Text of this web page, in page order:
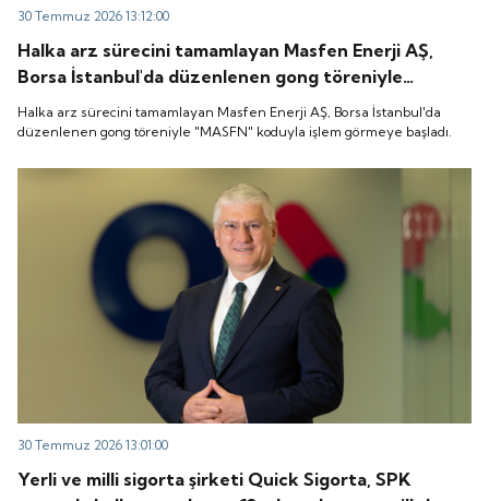
30 Temmuz 2026 13:12:00
Halka arz sürecini tamamlayan Masfen Enerji AŞ,
Borsa İstanbul'da düzenlenen gong töreniyle
"MASFN" koduyla işlem görmeye başladı.
Halka arz sürecini tamamlayan Masfen Enerji AŞ, Borsa İstanbul'da
düzenlenen gong töreniyle "MASFN" koduyla işlem görmeye başladı.
30 Temmuz 2026 13:01:00
Yerli ve milli sigorta şirketi Quick Sigorta, SPK